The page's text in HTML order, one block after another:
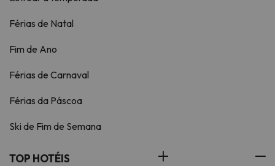
Férias de Natal
Fim de Ano
Férias de Carnaval
Férias da Páscoa
Ski de Fim de Semana
TOP HOTÉIS